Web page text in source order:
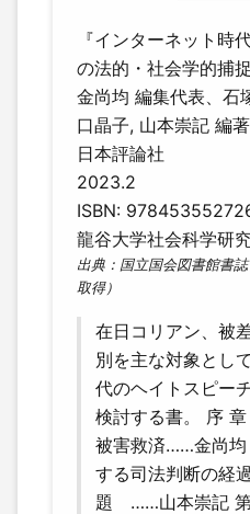
『インターネット時
の法的・社会学的捕捉
金尚均 編集代表、石
口晶子, 山本崇記 編著
日本評論社
2023.2
ISBN:
龍谷大学社会科学研
出典：国立国会図書館書
取得）
在日コリアン、被
別を主な対象とし
代のヘイトスピー
検討する書。 序
被害救済……金尚
する司法判断の経
題 ……山本崇記